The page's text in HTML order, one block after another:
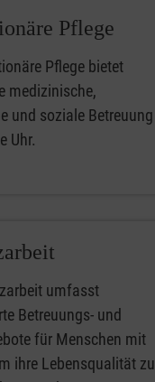
Pflege
Pflege bietet
medizinische,
und soziale Betreuung
Uhr.
umfasst
Betreuungs- und
für Menschen mit
ihre Lebensqualität zu